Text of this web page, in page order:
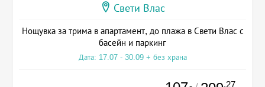
Свети Влас
Нощувка за трима в апартамент, до плажа в Свети Влас с
басейн и паркинг
Дата: 17.07 - 30.09 + без храна
.27